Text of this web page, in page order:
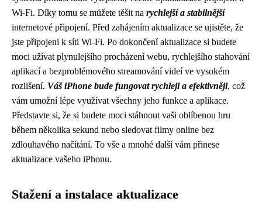
Wi-Fi. Díky tomu se můžete těšit na rychlejší a stabilnější
internetové připojení. Před zahájením aktualizace se ujistěte, že
jste připojeni k síti Wi-Fi. Po dokončení aktualizace si budete
moci užívat plynulejšího procházení webu, rychlejšího stahování
aplikací a bezproblémového streamování videí ve vysokém
rozlišení. Váš iPhone bude fungovat rychleji a efektivněji, což
vám umožní lépe využívat všechny jeho funkce a aplikace.
Představte si, že si budete moci stáhnout vaši oblíbenou hru
během několika sekund nebo sledovat filmy online bez
zdlouhavého načítání. To vše a mnohé další vám přinese
aktualizace vašeho iPhonu.
Stažení a instalace aktualizace